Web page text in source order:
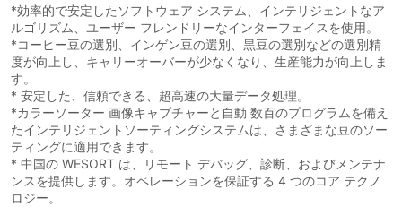
*効率的で安定したソフトウェア システム、インテリジェントなア
ルゴリズム、ユーザー フレンドリーなインターフェイスを使用。
*コーヒー豆の選別、インゲン豆の選別、黒豆の選別などの選別精
度が向上し、キャリーオーバーが少なくなり、生産能力が向上しま
す。
* 安定した、信頼できる、超高速の大量データ処理。
*カラーソーター 画像キャプチャーと自動 数百のプログラムを備え
たインテリジェントソーティングシステムは、さまざまな豆のソー
ティングに適用できます。
* 中国の WESORT は、リモート デバッグ、診断、およびメンテナ
ンスを提供します。オペレーションを保証する 4 つのコア テクノ
ロジー。